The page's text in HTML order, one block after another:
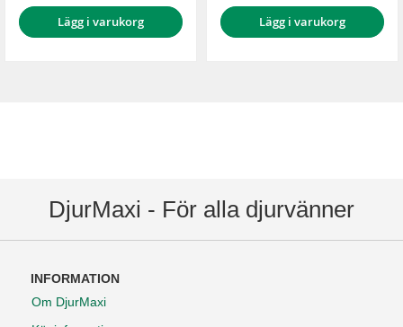
Lägg i varukorg Lägg i varukorg
DjurMaxi - För alla djurvänner
INFORMATION
Om DjurMaxi